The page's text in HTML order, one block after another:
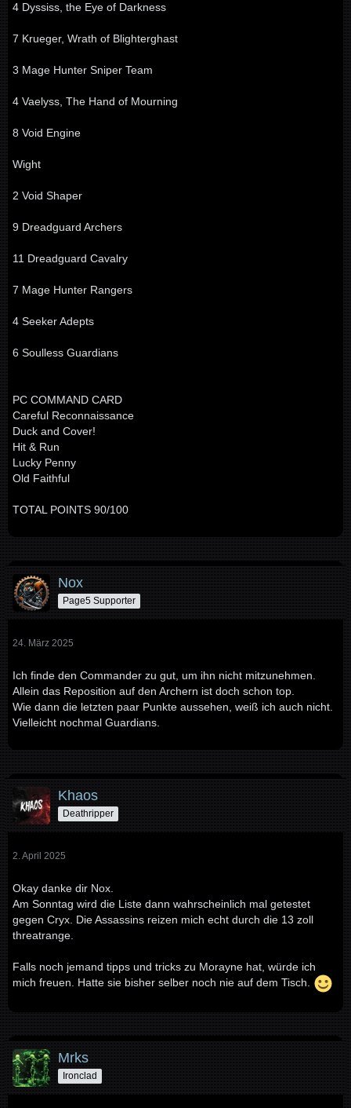
4 Dyssiss, the Eye of Darkness
7 Krueger, Wrath of Blighterghast
3 Mage Hunter Sniper Team
4 Vaelyss, The Hand of Mourning
8 Void Engine
Wight
2 Void Shaper
9 Dreadguard Archers
11 Dreadguard Cavalry
7 Mage Hunter Rangers
4 Seeker Adepts
6 Soulless Guardians
PC COMMAND CARD
Careful Reconnaissance
Duck and Cover!
Hit & Run
Lucky Penny
Old Faithful
TOTAL POINTS 90/100
Nox
Page5 Supporter
24. März 2025
Ich finde den Commander zu gut, um ihn nicht mitzunehmen.
Allein das Reposition auf den Archern ist doch schon top.
Wie dann die letzten paar Punkte aussehen, weiß ich auch nicht.
Vielleicht nochmal Guardians.
Khaos
Deathripper
2. April 2025
Okay danke dir Nox.
Am Sonntag wird die Liste dann wahrscheinlich mal getestet
gegen Cryx. Die Assassins reizen mich echt durch die 13 zoll
threatrange.
Falls noch jemand tipps und tricks zu Morayne hat, würde ich
mich freuen. Hatte sie bisher selber noch nie auf dem Tisch.
Mrks
Ironclad